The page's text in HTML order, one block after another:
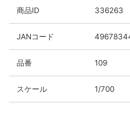
商品ID 336263
JANコード
品番 109
スケール 1/700